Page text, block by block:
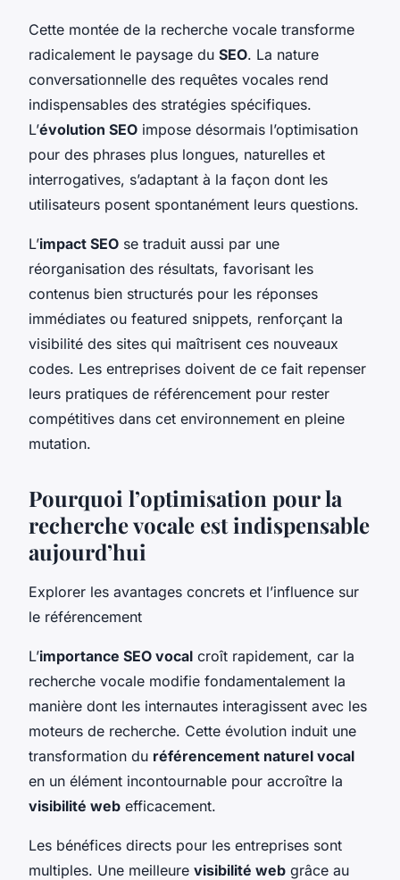
Cette montée de la recherche vocale transforme
radicalement le paysage du SEO. La nature
conversationnelle des requêtes vocales rend
indispensables des stratégies spécifiques.
L’évolution SEO impose désormais l’optimisation
pour des phrases plus longues, naturelles et
interrogatives, s’adaptant à la façon dont les
utilisateurs posent spontanément leurs questions.
L’impact SEO se traduit aussi par une
réorganisation des résultats, favorisant les
contenus bien structurés pour les réponses
immédiates ou featured snippets, renforçant la
visibilité des sites qui maîtrisent ces nouveaux
codes. Les entreprises doivent de ce fait repenser
leurs pratiques de référencement pour rester
compétitives dans cet environnement en pleine
mutation.
Pourquoi l’optimisation pour la
recherche vocale est indispensable
aujourd’hui
Explorer les avantages concrets et l’influence sur
le référencement
L’importance SEO vocal croît rapidement, car la
recherche vocale modifie fondamentalement la
manière dont les internautes interagissent avec les
moteurs de recherche. Cette évolution induit une
transformation du référencement naturel vocal
en un élément incontournable pour accroître la
visibilité web efficacement.
Les bénéfices directs pour les entreprises sont
multiples. Une meilleure visibilité web grâce au